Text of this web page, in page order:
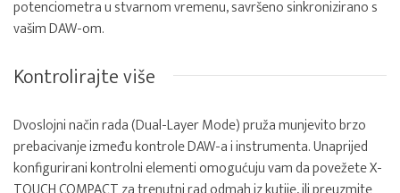
potenciometra u stvarnom vremenu, savršeno sinkronizirano s
vašim DAW-om.
Kontrolirajte više
Dvoslojni način rada (Dual-Layer Mode) pruža munjevito brzo
prebacivanje između kontrole DAW-a i instrumenta. Unaprijed
konfigurirani kontrolni elementi omogućuju vam da povežete X-